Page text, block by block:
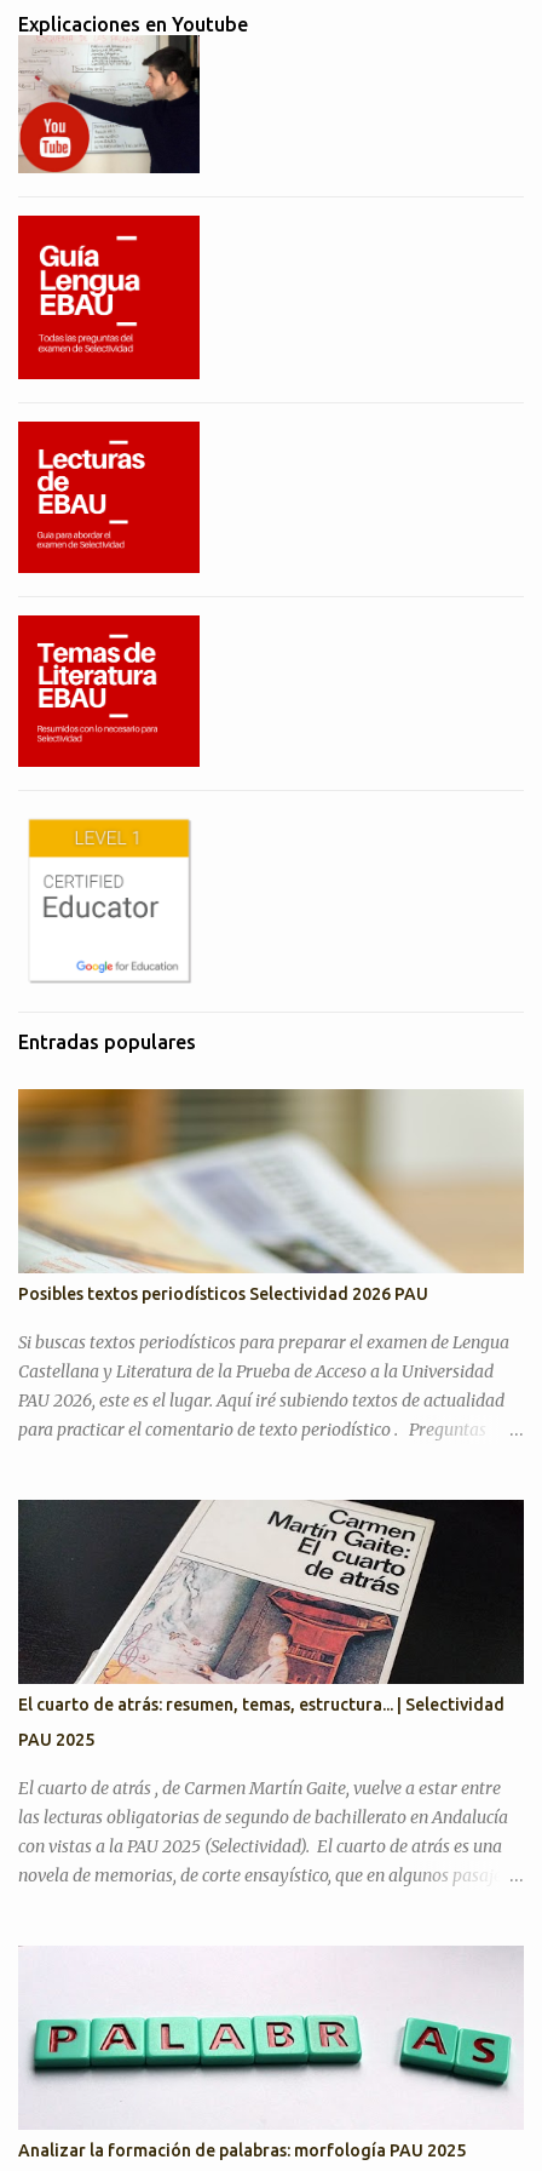
Explicaciones en Youtube
Entradas populares
Posibles textos periodísticos Selectividad 2026 PAU
Si buscas textos periodísticos para preparar el examen de Lengua
Castellana y Literatura de la Prueba de Acceso a la Universidad
PAU 2026, este es el lugar. Aquí iré subiendo textos de actualidad
para practicar el comentario de texto periodístico . Preguntas
el discurso argumentativo (pregunta 3 en PAU Andalucía). PAU
2025. Exámenes titulares, suplentes y reservas ¿Cree que la actual
situación económica y social de España es precaria? ¿Considera
que la literatura cumple alguna función en la actualidad?
¿Considera que la inteligencia artificial podrá sustituir al ser
humano en las creaciones artísticas y en el desarrollo de otras
ciencias? ¿Son todas las opiniones igualmente respetables?
¿Queremos más a nuestra familia o a aquellas personas con las
que tenemos más trato? Artículos para practicar PAU 2026 YO A
TU EDAD José Luis Sastre...
El cuarto de atrás: resumen, temas, estructura... | Selectividad
PAU 2025
El cuarto de atrás , de Carmen Martín Gaite, vuelve a estar entre
las lecturas obligatorias de segundo de bachillerato en Andalucía
con vistas a la PAU 2025 (Selectividad). El cuarto de atrás es una
novela de memorias, de corte ensayístico, que en algunos pasajes
quizá era justo incluir entre las lecturas un libro escrito por una
mujer, ya que los otros tres son de escritores. ¿En qué tema de
Literatura se encuadra? La fecha de publicación es 1978, por lo
tanto, estamos en el tema de La novela desde 1975 hasta nuestros
días . No obstante, Carmen Martín Gaite comenzó a ser reconocida
en 1954 cuando ganó el Premio Café Gijón con El balneario y, sobre
Analizar la formación de palabras: morfología PAU 2025